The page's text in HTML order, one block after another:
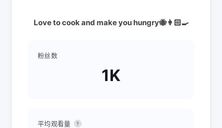
Love to cook and make you hungry🐝👩🏻‍🍳
粉丝数
1K
平均观看量 ?